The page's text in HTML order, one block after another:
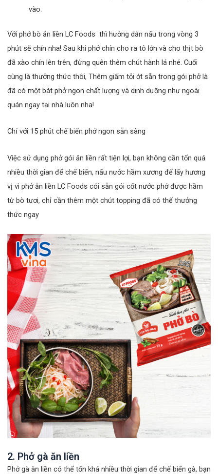
vào.
Với phở bò ăn liền LC Foods thì hướng dẫn nấu trong vòng 3
phút sẽ chín nha! Sau khi phở chín cho ra tô lớn và cho thịt bò
đã xào chín lên trên, đừng quên thêm chút hành lá nhé. Cuối
cùng là thưởng thức thôi, Thêm giấm tỏi ớt sẵn trong gói phở là
đã có một bát phở ngon chất lượng và dinh dưỡng như ngoài
quán ngay tại nhà luôn nha!
Chỉ với 15 phút chế biến phở ngon sẵn sàng
Việc sử dụng phở gói ăn liền rất tiện lợi, bạn không cần tốn quá
nhiều thời gian để chế biến, nấu nước hầm xương để lấy hương
vị vì phở ăn liền LC Foods cói sẵn gói cốt nước phở được hầm
từ bò tươi, chỉ cần thêm một chút topping đã có thể thưởng
thức ngay
2. Phở gà ăn liền
Phở gà ăn liền có thể tốn khá nhiều thời gian để chế biến gà, bạn